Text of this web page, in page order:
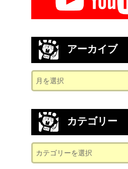
アーカイブ
カテゴリー